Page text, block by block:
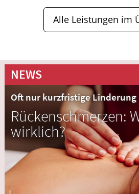
Alle Leistungen im
NEWS
Oft nur kurzfristige Linderung
Rückenschmerzen:
wirklich?